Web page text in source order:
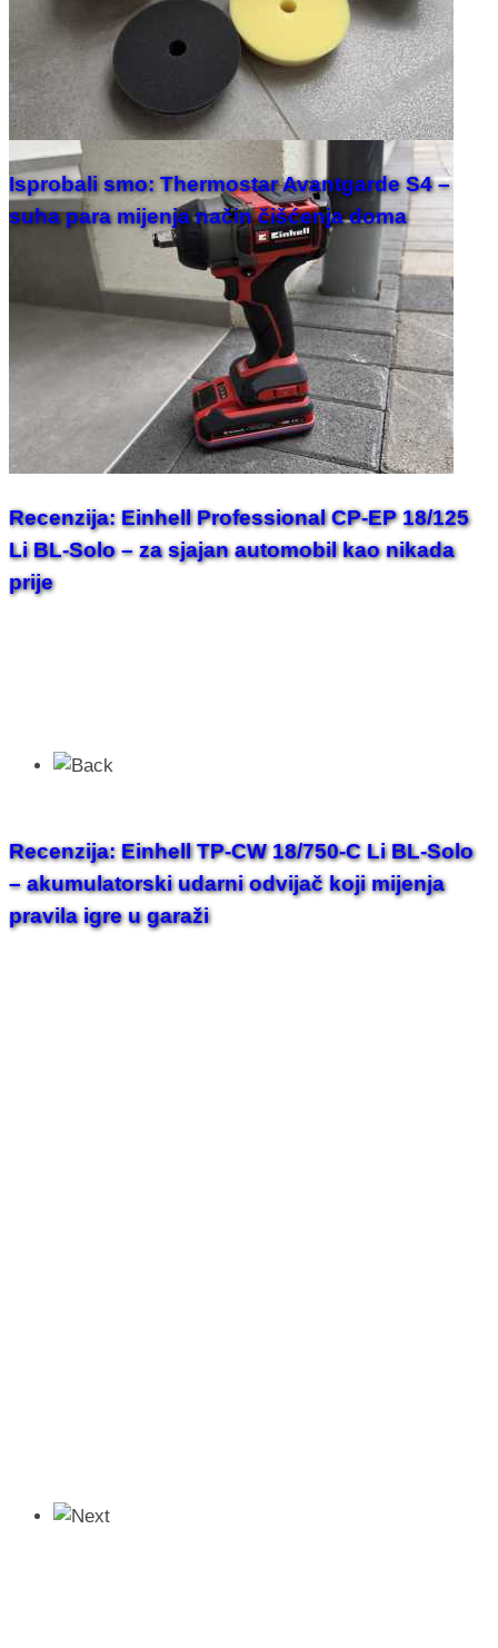
Isprobali smo: Thermostar Avantgarde S4 –
suha para mijenja način čišćenja doma
Recenzija: Einhell Professional CP-EP 18/125
Li BL-Solo – za sjajan automobil kao nikada
prije
Recenzija: Einhell TP-CW 18/750-C Li BL-Solo
– akumulatorski udarni odvijač koji mijenja
pravila igre u garaži